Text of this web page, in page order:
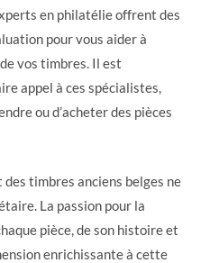
en philatélie offrent des
pour vous aider à
vos timbres. Il est
appel à ces spécialistes,
ou d’acheter des pièces
timbres anciens belges ne
La passion pour la
pièce, de son histoire et
enrichissante à cette